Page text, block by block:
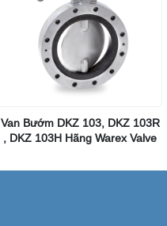
Van Bướm DKZ 103, DKZ 103R
, DKZ 103H Hãng Warex Valve